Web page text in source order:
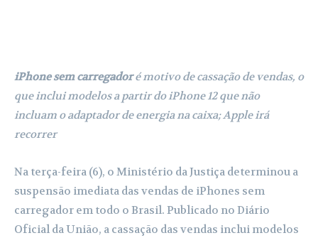
iPhone sem carregadoré motivo de cassação de vendas, o
que inclui modelos a partir do iPhone 12 que não
incluam o adaptador de energia na caixa; Apple irá
recorrer
Na terça-feira (6), o Ministério da Justiça determinou a
suspensão imediata das vendas de iPhones sem
carregador em todo o Brasil. Publicado no Diário
Oficial da União, a cassação das vendas inclui modelos